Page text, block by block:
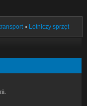
» Lotniczy sprzęt